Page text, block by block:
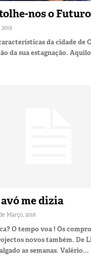
nos o Futuro
da cidade de
da sua estagnação.
me dizia
Março, 2018
O tempo voa ! Os
novos também. De
as semanas. Valério...